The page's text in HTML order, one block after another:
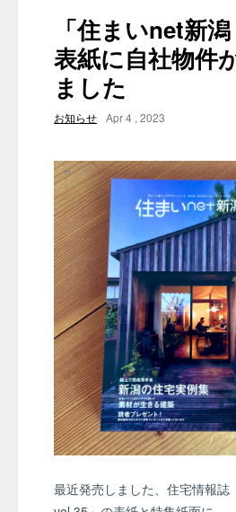
「住まいnet新
表紙に自社物件
ました
お知らせ Apr 4 , 2023
最近発売しました、住宅情報誌